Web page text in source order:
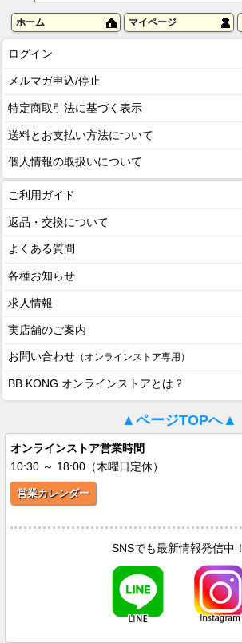
ホーム マイページ
ログイン
メルマガ申込/停止
特定商取引法に基づく表示
送料とお支払い方法について
個人情報の取扱いについて
ご利用ガイド
返品・交換について
よくある質問
各種お知らせ
求人情報
実店舗のご案内
お問い合わせ （オンラインストア専用）
BB KONG オンラインストアとは？
▲ページTOPへ▲
オンラインストア営業時間
10:30 ～ 18:00（木曜日定休）
営業カレンダー
SNSでも最新情報発信中！